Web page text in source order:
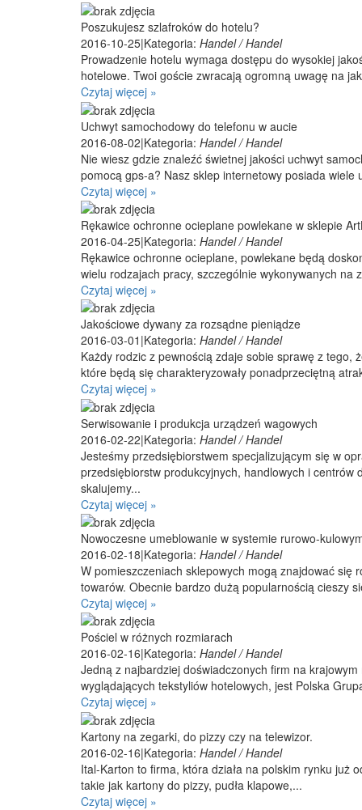
Poszukujesz szlafroków do hotelu?
2016-10-25|Kategoria: Handel / Handel
Prowadzenie hotelu wymaga dostępu do wysokiej
hotelowe. Twoi goście zwracają ogromną uwagę na
Czytaj więcej »
Uchwyt samochodowy do telefonu w aucie
2016-08-02|Kategoria: Handel / Handel
Nie wiesz gdzie znaleźć świetnej jakości uchwyt
pomocą gps-a? Nasz sklep internetowy posiada wiele
Czytaj więcej »
Rękawice ochronne ocieplane powlekane w sklepie
2016-04-25|Kategoria: Handel / Handel
Rękawice ochronne ocieplane, powlekane będą
wielu rodzajach pracy, szczególnie wykonywanych
Czytaj więcej »
Jakościowe dywany za rozsądne pieniądze
2016-03-01 |Kategoria: Handel / Handel
Każdy rodzic z pewnością zdaje sobie sprawę z tego,
które będą się charakteryzowały ponadprzeciętną
Czytaj więcej »
Serwisowanie i produkcja urządzeń wagowych
2016-02-22|Kategoria: Handel / Handel
Jesteśmy przedsiębiorstwem specjalizującym się w
przedsiębiorstw produkcyjnych, handlowych i
skalujemy...
Czytaj więcej »
Nowoczesne umeblowanie w systemie rurowo-
2016-02-18|Kategoria: Handel / Handel
W pomieszczeniach sklepowych mogą znajdować
towarów. Obecnie bardzo dużą popularnością cieszy
Czytaj więcej »
Pościel w różnych rozmiarach
2016-02-16|Kategoria: Handel / Handel
Jedną z najbardziej doświadczonych firm na
wyglądających tekstyliów hotelowych, jest Polska
Czytaj więcej »
Kartony na zegarki, do pizzy czy na telewizor.
2016-02-16|Kategoria: Handel / Handel
Ital-Karton to firma, która działa na polskim rynku już
takie jak kartony do pizzy, pudła klapowe,...
Czytaj więcej »